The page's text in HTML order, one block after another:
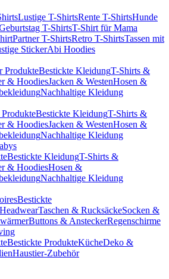
Lustige T-ShirtsRente T-ShirtsHunde
T-ShirtsT-Shirt für Mama
Partner T-ShirtsRetro T-ShirtsTassen mit
StickerAbi Hoodies
ProdukteBestickte KleidungT-Shirts &
& HoodiesJacken & WestenHosen &
Nachhaltige Kleidung
Bestickte KleidungT-Shirts &
& HoodiesJacken & WestenHosen &
Nachhaltige Kleidung
Bestickte KleidungT-Shirts &
& HoodiesHosen &
Nachhaltige Kleidung
Bestickte
HeadwearTaschen & RucksäckeSocken &
Buttons & AnsteckerRegenschirme
Bestickte ProdukteKücheDeko &
Haustier-Zubehör